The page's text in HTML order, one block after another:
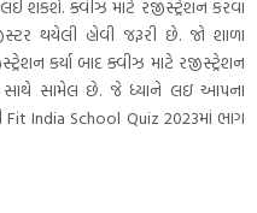
શકશે. ક્વીઝ માટે રજીસ્ટ્રેશન કરવા
થયેલી હોવી જરૂરી છે. જો શાળા
કર્યા બાદ ક્વીઝ માટે રજીસ્ટ્રેશન
આ સાથે સામેલ છે. જે ધ્યાને લઇ આપના
India School Quiz 2023માં ભાગ